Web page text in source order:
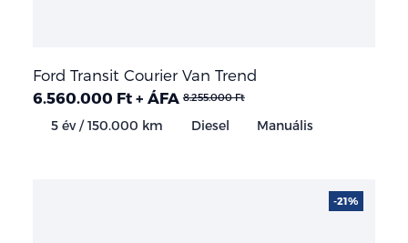
Ford Transit Courier Van Trend
6.560.000 Ft + ÁFA 8.255.000 Ft
5 év / 150.000 km Diesel Manuális
-21%